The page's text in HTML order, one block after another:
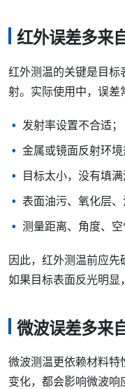
红外误差多来
红外测温的关键是目标
射。实际使用中，误差
发射率设置不合适；
金属或镜面反射环境
目标太小，没有填满
表面油污、氧化层、
测量距离、角度、空
因此，红外测温前应先
如果目标表面反光明显
微波误差多来
微波测温更依赖材料特
变化，都会影响微波响